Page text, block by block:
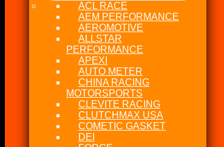
ACL RACE
AEM PERFORMANCE
AEROMOTIVE
ALLSTAR
PERFORMANCE
APEXI
AUTO METER
CHINA RACING
MOTORSPORTS
CLEVITE RACING
CLUTCHMAX USA
COMETIC GASKET
DEI